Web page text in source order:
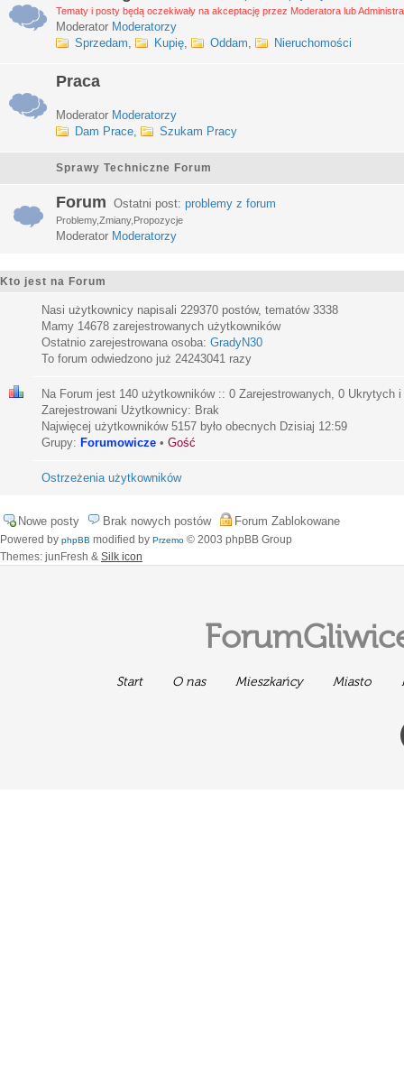
Tematy i posty będą oczekiwały na akceptację przez Moderatora lub
Moderator Moderatorzy
Sprzedam, Kupię, Oddam, Nieruchomości
Praca
Moderator Moderatorzy
Dam Prace, Szukam Pracy
Sprawy Techniczne Forum
Forum Ostatni post: problemy z forum
Problemy,Zmiany,Propozycje
Moderator Moderatorzy
Kto jest na Forum
Nasi użytkownicy napisali 229370 postów, tematów 3338
Mamy 14678 zarejestrowanych użytkowników
Ostatnio zarejestrowana osoba: GradyN30
To forum odwiedzono już 24243041 razy
Na Forum jest 140 użytkowników :: 0 Zarejestrowanych, 0 Ukrytych
Zarejestrowani Użytkownicy: Brak
Najwięcej użytkowników 5157 było obecnych Dzisiaj 12:59
Grupy: Forumowicze • Gość
Ostrzeżenia użytkowników
Nowe posty Brak nowych postów Forum Zablokowane
Powered by phpBB modified by Przemo © 2003 phpBB Group
Themes: junFresh & Silk icon
Start O nas Mieszkańcy Miasto